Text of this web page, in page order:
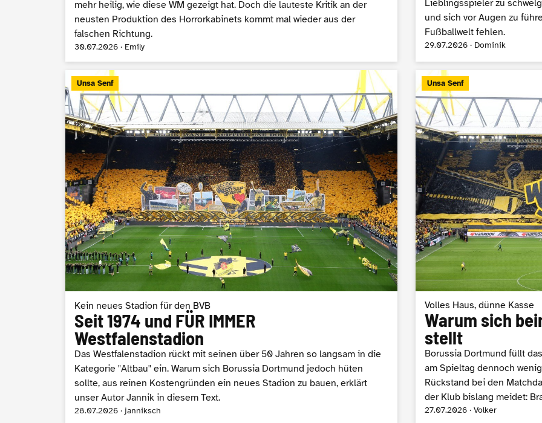
mehr heilig, wie diese WM gezeigt hat. Doch die lauteste Kritik an der
neusten Produktion des Horrorkabinets kommt mal wieder aus der
falschen Richtung.
30.07.2026 · Emily
Lieblingsspieler zu
und sich vor Augen zu
Fußballwelt fehlen.
29.07.2026 · Dominik
Unsa Senf
Kein neues Stadion für den BVB
Seit 1974 und FÜR IMMER
Westfalenstadion
Das Westfalenstadion rückt mit seinen über 50 Jahren so langsam in die
Kategorie "Altbau" ein. Warum sich Borussia Dortmund jedoch hüten
sollte, aus reinen Kostengründen ein neues Stadion zu bauen, erklärt
unser Autor Jannik in diesem Text.
28.07.2026 · janniksch
Unsa Senf
Volles Haus, dünne Kasse
Warum sich
stellt
Borussia Dortmund füllt
am Spieltag dennoch
Rückstand bei den
der Klub bislang meidet:
27.07.2026 · Volker